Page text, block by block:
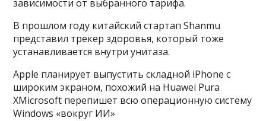
зависимости от выбранного тарифа.
В прошлом году китайский стартап Shanmu
представил трекер здоровья, который тоже
устанавливается внутри унитаза.
Apple планирует выпустить складной iPhone с
широким экраном, похожий на Huawei Pura
XMicrosoft перепишет всю операционную систему
Windows «вокруг ИИ»